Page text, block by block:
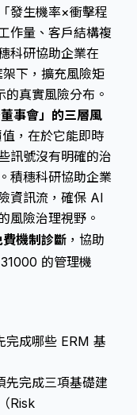
發生機率×衝擊程
作量、客戶結構複
科研協助企業在
下，擴充風險矩
真實風險分布。
事會」的三層風
，在於它能即時
訊號沒有明確的治
積穗科研協助企業
資訊流，確保 AI
風險治理視野。
費機制診斷 ，協助
的管理機
完成哪些 ERM 基
先完成三項基礎建
Risk